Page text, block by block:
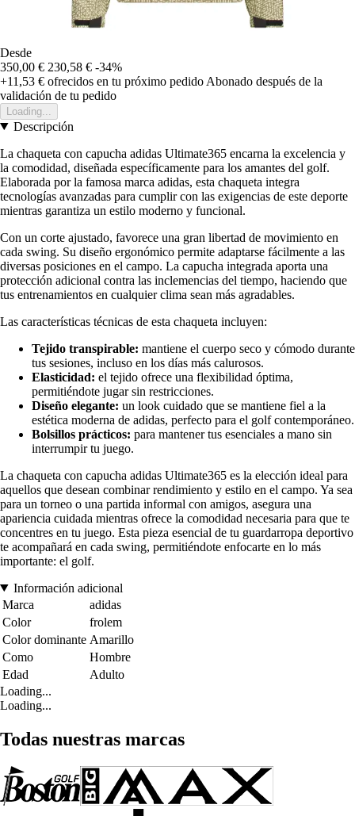
Desde
350,00 € 230,58 € -34%
+11,53 € ofrecidos en tu próximo pedido Abonado después de la
validación de tu pedido
Loading...
Descripción
La chaqueta con capucha adidas Ultimate365 encarna la excelencia y
la comodidad, diseñada específicamente para los amantes del golf.
Elaborada por la famosa marca adidas, esta chaqueta integra
tecnologías avanzadas para cumplir con las exigencias de este deporte
mientras garantiza un estilo moderno y funcional.
Con un corte ajustado, favorece una gran libertad de movimiento en
cada swing. Su diseño ergonómico permite adaptarse fácilmente a las
diversas posiciones en el campo. La capucha integrada aporta una
protección adicional contra las inclemencias del tiempo, haciendo que
tus entrenamientos en cualquier clima sean más agradables.
Las características técnicas de esta chaqueta incluyen:
Tejido transpirable: mantiene el cuerpo seco y cómodo durante
tus sesiones, incluso en los días más calurosos.
Elasticidad: el tejido ofrece una flexibilidad óptima,
permitiéndote jugar sin restricciones.
Diseño elegante: un look cuidado que se mantiene fiel a la
estética moderna de adidas, perfecto para el golf contemporáneo.
Bolsillos prácticos: para mantener tus esenciales a mano sin
interrumpir tu juego.
La chaqueta con capucha adidas Ultimate365 es la elección ideal para
aquellos que desean combinar rendimiento y estilo en el campo. Ya sea
para un torneo o una partida informal con amigos, asegura una
apariencia cuidada mientras ofrece la comodidad necesaria para que te
concentres en tu juego. Esta pieza esencial de tu guardarropa deportivo
te acompañará en cada swing, permitiéndote enfocarte en lo más
importante: el golf.
Información adicional
Marca
adidas
Color
frolem
Color dominante Amarillo
Como
Hombre
Edad
Adulto
Loading...
Loading...
Todas nuestras marcas